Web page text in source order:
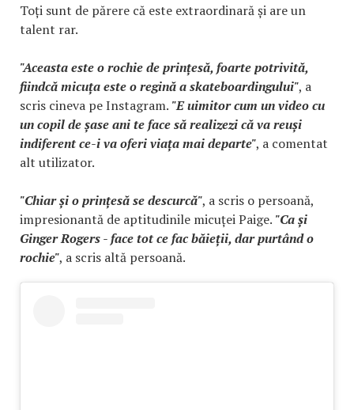
Toți sunt de părere că este extraordinară și are un
talent rar.
"Aceasta este o rochie de prințesă, foarte potrivită,
fiindcă micuța este o regină a skateboardingului", a
scris cineva pe Instagram. "E uimitor cum un video cu
un copil de șase ani te face să realizezi că va reuși
indiferent ce-i va oferi viața mai departe", a comentat
alt utilizator.
"Chiar și o prințesă se descurcă", a scris o persoană,
impresionantă de aptitudinile micuței Paige. "Ca și
Ginger Rogers - face tot ce fac băieții, dar purtând o
rochie", a scris altă persoană.